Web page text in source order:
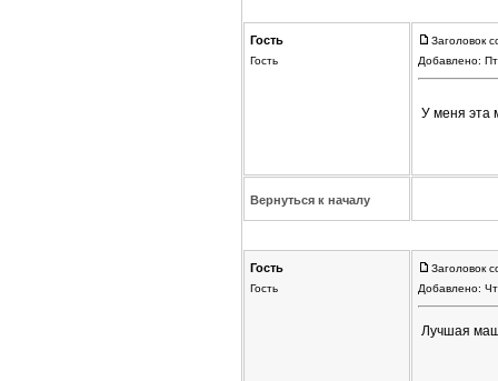
Гость
Гость
Заголовок
Добавлено:
У меня эта
Вернуться к началу
Гость
Гость
Заголовок
Добавлено:
Лучшая